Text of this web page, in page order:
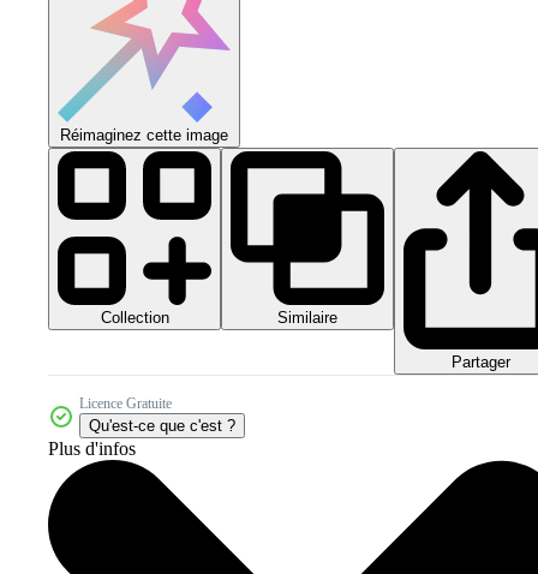
Réimaginez cette image
Collection Similaire
Partager
Licence Gratuite
Qu'est-ce que c'est ?
Plus d'infos